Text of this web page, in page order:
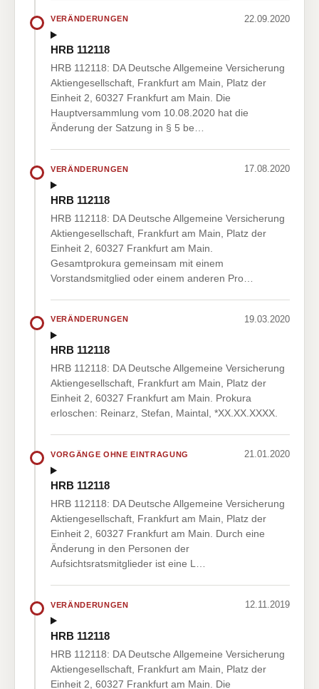
VERÄNDERUNGEN 22.09.2020
HRB 112118
HRB 112118: DA Deutsche Allgemeine Versicherung
Aktiengesellschaft, Frankfurt am Main, Platz der
Einheit 2, 60327 Frankfurt am Main. Die
Hauptversammlung vom 10.08.2020 hat die
Änderung der Satzung in § 5 be…
VERÄNDERUNGEN 17.08.2020
HRB 112118
HRB 112118: DA Deutsche Allgemeine Versicherung
Aktiengesellschaft, Frankfurt am Main, Platz der
Einheit 2, 60327 Frankfurt am Main.
Gesamtprokura gemeinsam mit einem
Vorstandsmitglied oder einem anderen Pro…
VERÄNDERUNGEN 19.03.2020
HRB 112118
HRB 112118: DA Deutsche Allgemeine Versicherung
Aktiengesellschaft, Frankfurt am Main, Platz der
Einheit 2, 60327 Frankfurt am Main. Prokura
erloschen: Reinarz, Stefan, Maintal, *XX.XX.XXXX.
VORGÄNGE OHNE EINTRAGUNG 21.01.2020
HRB 112118
HRB 112118: DA Deutsche Allgemeine Versicherung
Aktiengesellschaft, Frankfurt am Main, Platz der
Einheit 2, 60327 Frankfurt am Main. Durch eine
Änderung in den Personen der
Aufsichtsratsmitglieder ist eine L…
VERÄNDERUNGEN 12.11.2019
HRB 112118
HRB 112118: DA Deutsche Allgemeine Versicherung
Aktiengesellschaft, Frankfurt am Main, Platz der
Einheit 2, 60327 Frankfurt am Main. Die